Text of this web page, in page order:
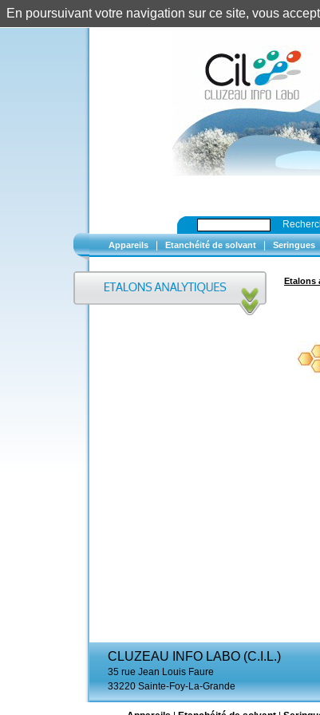
Appareils Etanchéité de solvant Seringues
Etalons
CLUZEAU INFO LABO (C.I.L.)
35 rue Jean Louis Faure
33220 Sainte-Foy-La-Grande
En poursuivant votre navigation sur ce site, vous